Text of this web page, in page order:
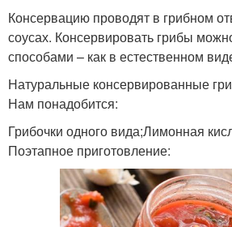
Консервацию проводят в грибном
соусах. Консервировать грибы
способами – как в естественном
Натуральные консервированные
Нам понадобится:
Грибочки одного вида;Лимонная
Поэтапное приготовление: